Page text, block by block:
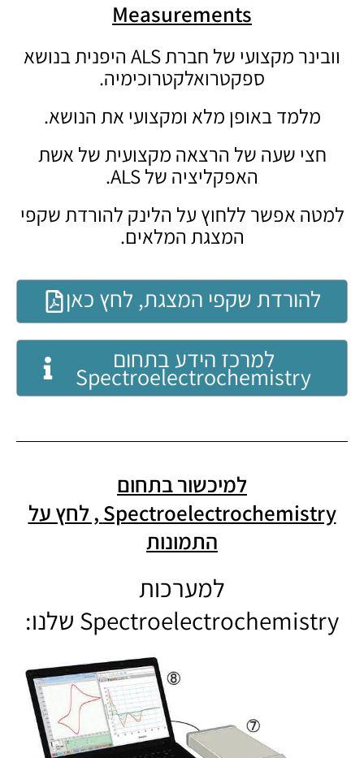
Measurements
וובינר מקצועי של חברת ALS היפנית בנושא
ספקטרואלקטרוכימיה.
מלמד באופן מלא ומקצועי את הנושא.
חצי שעה של הרצאה מקצועית של אשת
האפקליציה של ALS.
למטה אפשר ללחוץ על הלינק להורדת שקפי
המצגת המלאים.
להורדת שקפי המצגת, לחץ כאן
למרכז הידע בתחום
Spectroelectrochemistry
למיכשור בתחום
Spectroelectrochemistry , לחץ על
התמונות
למערכות
Spectroelectrochemistry שלנו: